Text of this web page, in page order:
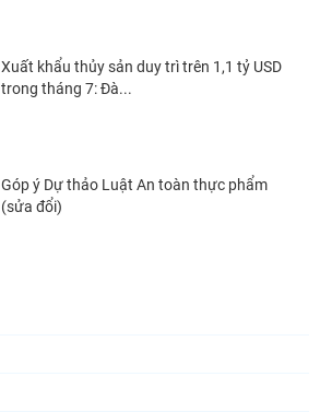
Xuất khẩu thủy sản duy trì trên 1,1 tỷ USD
trong tháng 7: Đà...
Góp ý Dự thảo Luật An toàn thực phẩm
(sửa đổi)